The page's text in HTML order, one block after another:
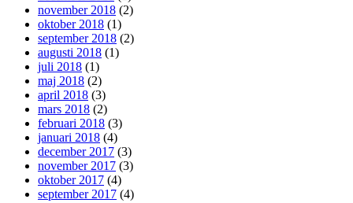
november 2018 (2)
oktober 2018 (1)
september 2018 (2)
augusti 2018 (1)
juli 2018 (1)
maj 2018 (2)
april 2018 (3)
mars 2018 (2)
februari 2018 (3)
januari 2018 (4)
december 2017 (3)
november 2017 (3)
oktober 2017 (4)
september 2017 (4)